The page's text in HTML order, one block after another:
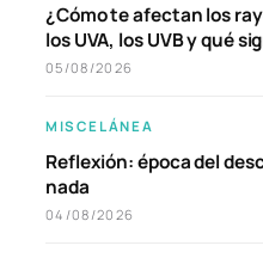
¿Cómo te afectan los
los UVA, los UVB y qué
05/08/2026
MISCELÁNEA
Reflexión: época del
nada
04/08/2026